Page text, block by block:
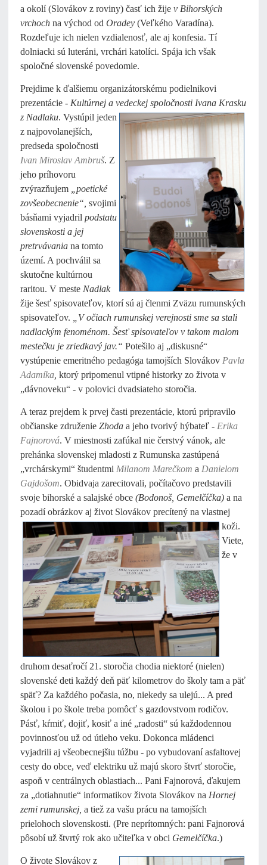
a okolí (Slovákov z roviny) časť ich žije v Bihorských
vrchoch na východ od Oradey (Veľkého Varadína).
Rozdeľuje ich nielen vzdialenosť, ale aj konfesia. Tí
dolniacki sú luteráni, vrchári katolíci. Spája ich však
spoločné slovenské povedomie.
Prejdime k ďalšiemu organizátorskému podielnikovi
prezentácie - Kultúrnej a vedeckej spoločnosti Ivana Krasku
z Nadlaku. Vystúpil jeden
z najpovolanejších,
predseda spoločnosti
Ivan Miroslav Ambruš. Z
jeho príhovoru
zvýrazňujem
„poetické
zovšeobecnenie“, svojimi
básňami vyjadril podstatu
slovenskosti a jej
pretrvávania na tomto
území. A pochválil sa
skutočne kultúrnou
raritou. V meste Nadlak
žije šesť spisovateľov, ktorí sú aj členmi Zväzu rumunských
spisovateľov.
„V očiach rumunskej verejnosti sme sa stali
nadlackým fenoménom. Šesť spisovateľov v takom malom
mestečku je zriedkavý jav.“ Potešilo aj „diskusné“
vystúpenie emeritného pedagóga tamojších Slovákov Pavla
Adamíka ktorý pripomenul vtipné historky zo života v
„dávnoveku“ - v polovici dvadsiateho storočia.
A teraz prejdem k prvej časti prezentácie, ktorú pripravilo
občianske združenie Zhoda a jeho tvorivý hýbateľ - Erika
Fajnorová. V miestnosti zafúkal nie čerstvý vánok, ale
prehánka slovenskej mladosti z Rumunska zastúpená
„vrchárskymi“ študentmi Milanom Marečkom a Danielom
Gajdošom. Obidvaja zarecitovali, počítačovo predstavili
svoje bihorské a salajské obce (Bodonoš, Gemelčíčka) a na
pozadí obrázkov aj život Slovákov precítený na vlastnej
koži.
Viete,
že v
druhom desaťročí 21. storočia chodia niektoré (nielen)
slovenské deti každý deň päť kilometrov do školy tam a päť
späť? Za každého počasia, no, niekedy sa ulejú... A pred
školou i po škole treba pomôcť s gazdovstvom rodičov.
Pásť, kŕmiť, dojiť, kosiť a iné „radosti“ sú každodennou
povinnosťou už od útleho veku. Dokonca mládenci
vyjadrili aj všeobecnejšiu túžbu - po vybudovaní asfaltovej
cesty do obce, veď elektriku už majú skoro štvrť storočie,
aspoň v centrálnych oblastiach... Pani Fajnorová, ďakujem
za „dotiahnutie“ informatikov života Slovákov na Hornej
zemi rumunskej, a tiež za vašu prácu na tamojších
prielohoch slovenskosti. (Pre neprítomných: pani Fajnorová
pôsobí už štvrtý rok ako učiteľka v obci Gemelčíčka.)
O živote Slovákov z